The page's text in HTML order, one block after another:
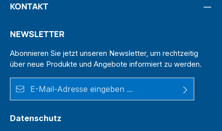
KONTAKT
NEWSLETTER
Abonnieren Sie jetzt unseren Newsletter, um rechtzeitig
über neue Produkte und Angebote informiert zu werden.
Datenschutz